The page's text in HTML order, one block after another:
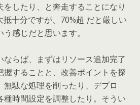
したり、と奔走することになり
抵十分ですが、70%超 だと厳しい
感じだと思います。
ならば、まずはリソース追加完了
握することと、改善ポイントを探
無駄な処理を削ったり、デプロ
種時間設定を調整したり。そうい